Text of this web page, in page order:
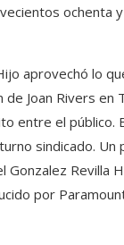
ochenta
aprovechó lo
Joan Rivers en
entre el
sindicado. Un
Gonzalez Revilla
por